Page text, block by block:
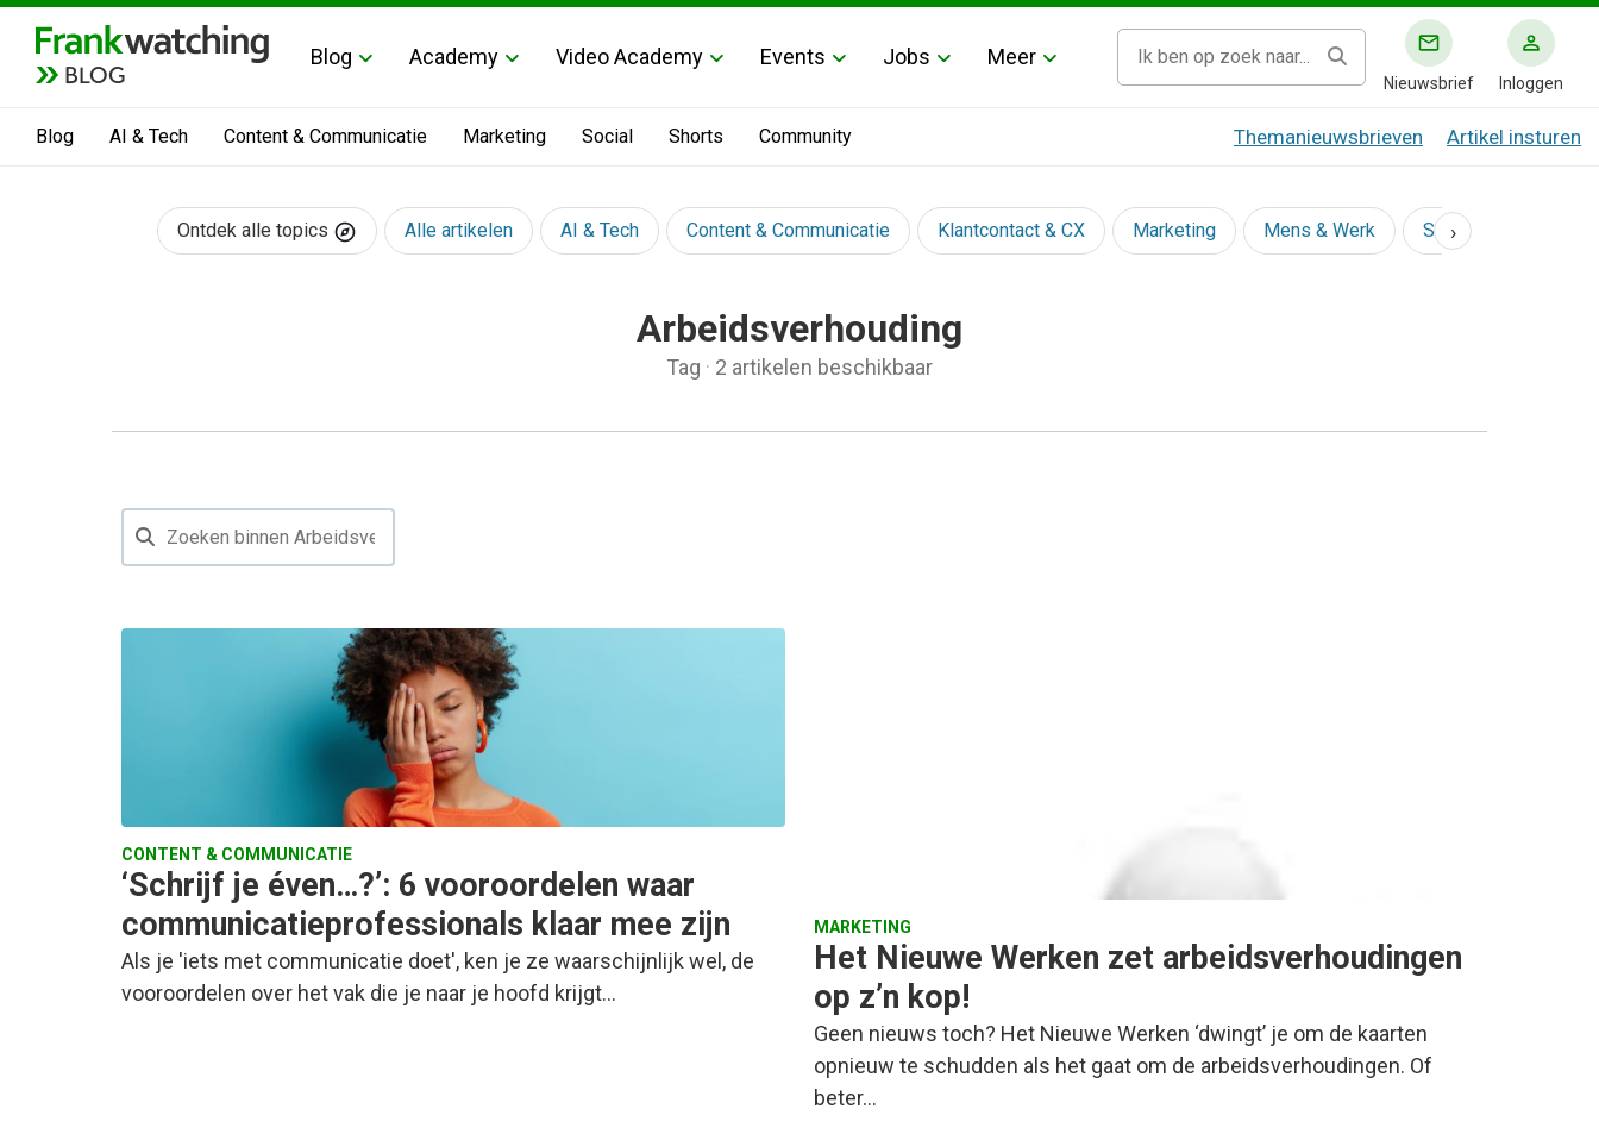
BLOG
Blog Academy Video Academy Events Jobs Meer
Nieuwsbrief Inloggen
Blog AI & Tech Content & Communicatie Marketing Social Shorts Community Themanieuwsbrieven Artikel insturen
Ontdek alle topics Alle artikelen AI & Tech Content & Communicatie Klantcontact & CX Marketing Mens & Werk Social
›
Arbeidsverhouding
Tag · 2 artikelen beschikbaar
CONTENT & COMMUNICATIE
‘Schrijf je éven…?’: 6 vooroordelen waar
communicatieprofessionals klaar mee zijn
Als je 'iets met communicatie doet', ken je ze waarschijnlijk wel, de
vooroordelen over het vak die je naar je hoofd krijgt…
MARKETING
Het Nieuwe Werken zet arbeidsverhoudingen
op z’n kop!
Geen nieuws toch? Het Nieuwe Werken ‘dwingt’ je om de kaarten
opnieuw te schudden als het gaat om de arbeidsverhoudingen. Of
beter…